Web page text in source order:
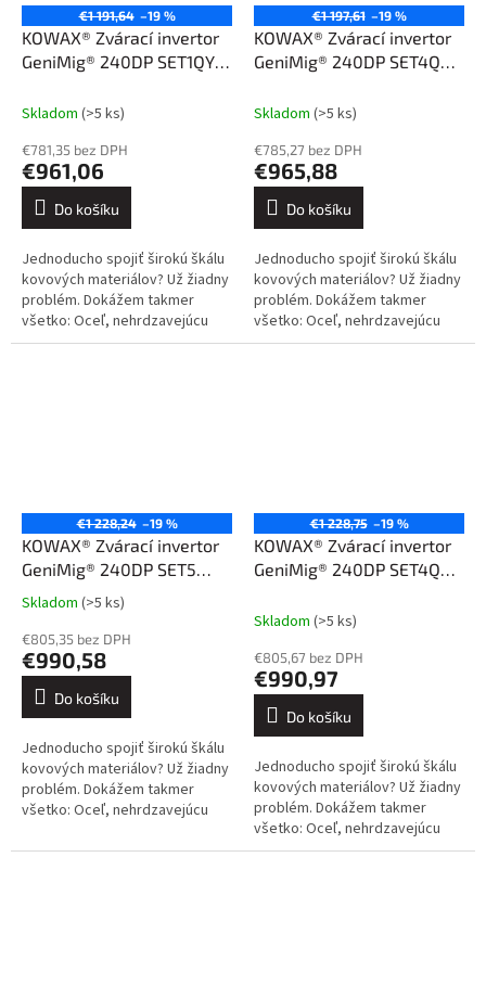
€1 191,64 –19 %
KOWAX® Zvárací invertor
GeniMig® 240DP SET1QYT
Skladom (>5 ks)
€781,35 bez DPH
€961,06
Do košíku
Jednoducho spojiť širokú škálu
kovových materiálov? Už žiadny
problém. Dokážem takmer
všetko: Oceľ, nehrdzavejúcu
oceľ, hliník a jeho zliatiny, meď a
€1 197,61 –19 %
KOWAX® Zvárací invertor
GeniMig® 240DP SET4QbL
Skladom (>5 ks)
€785,27 bez DPH
€965,88
Do košíku
Jednoducho spojiť širokú škálu
kovových materiálov? Už žiadny
problém. Dokážem takmer
všetko: Oceľ, nehrdzavejúcu
oceľ, hliník a jeho zliatiny, meď a
€1 228,24 –19 %
KOWAX® Zvárací invertor
GeniMig® 240DP SET5
(MIG/MAG/LiftTIG/MMA)
Průměrné
produktu
je
3,8
hvězdiček.
Skladom (>5 ks)
€805,35 bez DPH
€990,58
Do košíku
Jednoducho spojiť širokú škálu
kovových materiálov? Už žiadny
problém. Dokážem takmer
všetko: Oceľ, nehrdzavejúcu
jej zliatiny. Kliknite sem....
€1 228,75 –19 %
KOWAX® Zvárací invertor
GeniMig® 240DP SET4Q
Skladom (>5 ks)
€805,67 bez DPH
€990,97
Do košíku
Jednoducho spojiť širokú škálu
kovových materiálov? Už žiadny
problém. Dokážem takmer
všetko: Oceľ, nehrdzavejúcu
oceľ, hliník a jeho zliatiny, meď a